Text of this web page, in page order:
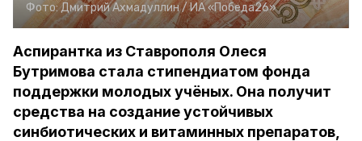
Фото:Дмитрий Ахмадуллин /ИА «Победа26»
Аспирантка из Ставрополя Олеся
Бутримова стала стипендиатом фонда
поддержки молодых учёных. Она получит
средства на создание устойчивых
синбиотических и витаминных препаратов,